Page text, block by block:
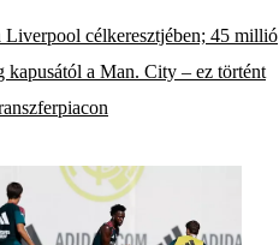
Liverpool célkeresztjében; 45 millió
kapusától a Man. City – ez történt